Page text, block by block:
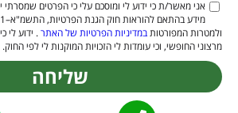
אני מאשר/ת כי ידוע לי ומוסכם עלי כי הפרטים שמסרתי
ולמטרות המפורטותבמדיניות הפרטיות של האתר. ידוע לי
מרצוני החופשי, וכי עומדות לי הזכויות המוקנות לי לפי החוק.
שליחה